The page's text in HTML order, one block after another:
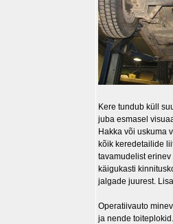
Kere tundub küll
juba esmasel
Hakka või uskuma
kõik keredetailide
tavamudelist
käigukasti
jalgade juurest.
Operatiivauto
ja nende